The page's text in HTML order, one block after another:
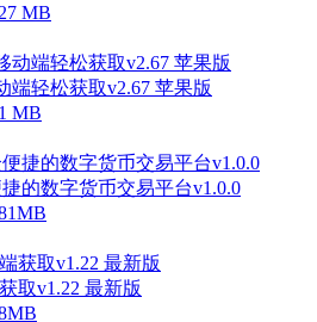
MB
端轻松获取v2.67 苹果版
MB
的数字货币交易平台v1.0.0
取v1.22 最新版